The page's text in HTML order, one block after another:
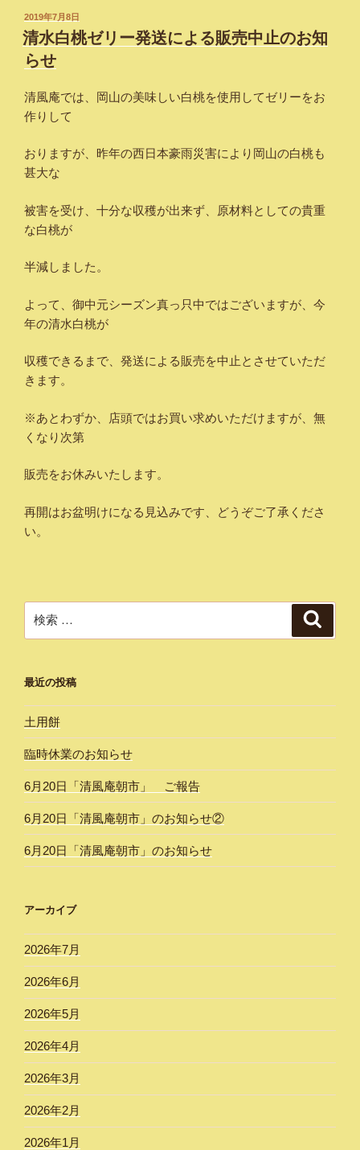
投
稿
日:
2019年7月8日
清水白桃ゼリー発送による販売中止のお知
らせ
清風庵では、岡山の美味しい白桃を使用してゼリーをお
作りして
おりますが、昨年の西日本豪雨災害により岡山の白桃も
甚大な
被害を受け、十分な収穫が出来ず、原材料としての貴重
な白桃が
半減しました。
よって、御中元シーズン真っ只中ではございますが、今
年の清水白桃が
収穫できるまで、発送による販売を中止とさせていただ
きます。
※あとわずか、店頭ではお買い求めいただけますが、無
くなり次第
販売をお休みいたします。
再開はお盆明けになる見込みです、どうぞご了承くださ
い。
検
索:
最近の投稿
土用餅
臨時休業のお知らせ
6月20日「清風庵朝市」 ご報告
6月20日「清風庵朝市」のお知らせ②
6月20日「清風庵朝市」のお知らせ
アーカイブ
2026年7月
2026年6月
2026年5月
2026年4月
2026年3月
2026年2月
2026年1月